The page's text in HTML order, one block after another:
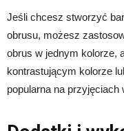
Jeśli chcesz stworzyć
obrusu, możesz
obrus w jednym kolorze,
kontrastującym kolorze
popularna na